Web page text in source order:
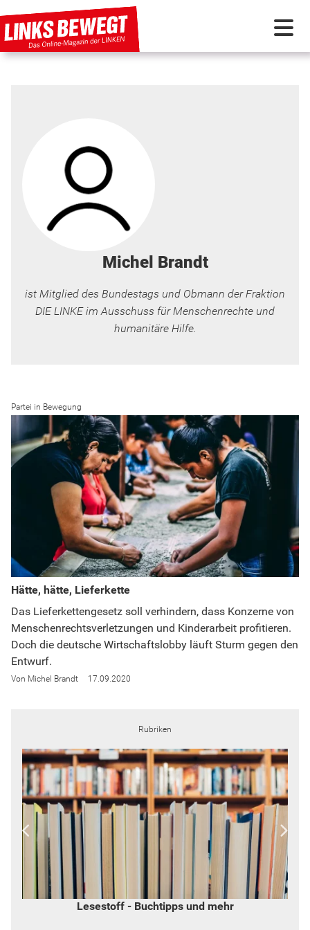
KUNSTSTOFF
DISKUSSIONSSTOFF
Michel Brandt
ist Mitglied des Bundestags und Obmann der Fraktion
DIE LINKE im Ausschuss für Menschenrechte und
humanitäre Hilfe.
Partei in Bewegung
Hätte, hätte, Lieferkette
Das Lieferkettengesetz soll verhindern, dass Konzerne von
Menschenrechtsverletzungen und Kinderarbeit profitieren.
Doch die deutsche Wirtschaftslobby läuft Sturm gegen den
Entwurf.
Michel Brandt 17.09.2020
Rubriken
Lesestoff - Buchtipps und mehr